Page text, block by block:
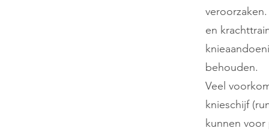
en
behouden.
Veel
knieschijf
kunnen